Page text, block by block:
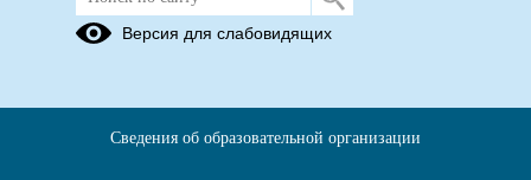
Организация отдыха и оздоровление
детей
Версия для слабовидящих
Сведения об образовательной организации